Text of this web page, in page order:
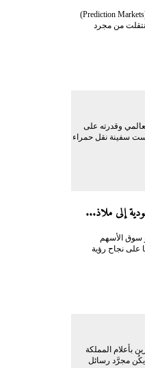
أكَّد رائد الاستثمار سامر شقير، أنَّ الطفرة الهائلة التي تشهدها أسواق التنبؤ (Prediction Markets)
حيث انتقلت من مجرد
وقدرته على
سفينة نقل حمراء
إلى ملاذ...
سوق الأسهم
2026، تُمثِّل برهانًا قاطعًا على نجاح رؤية
بأعلام المملكة
يكُن مجرَّد رسائل